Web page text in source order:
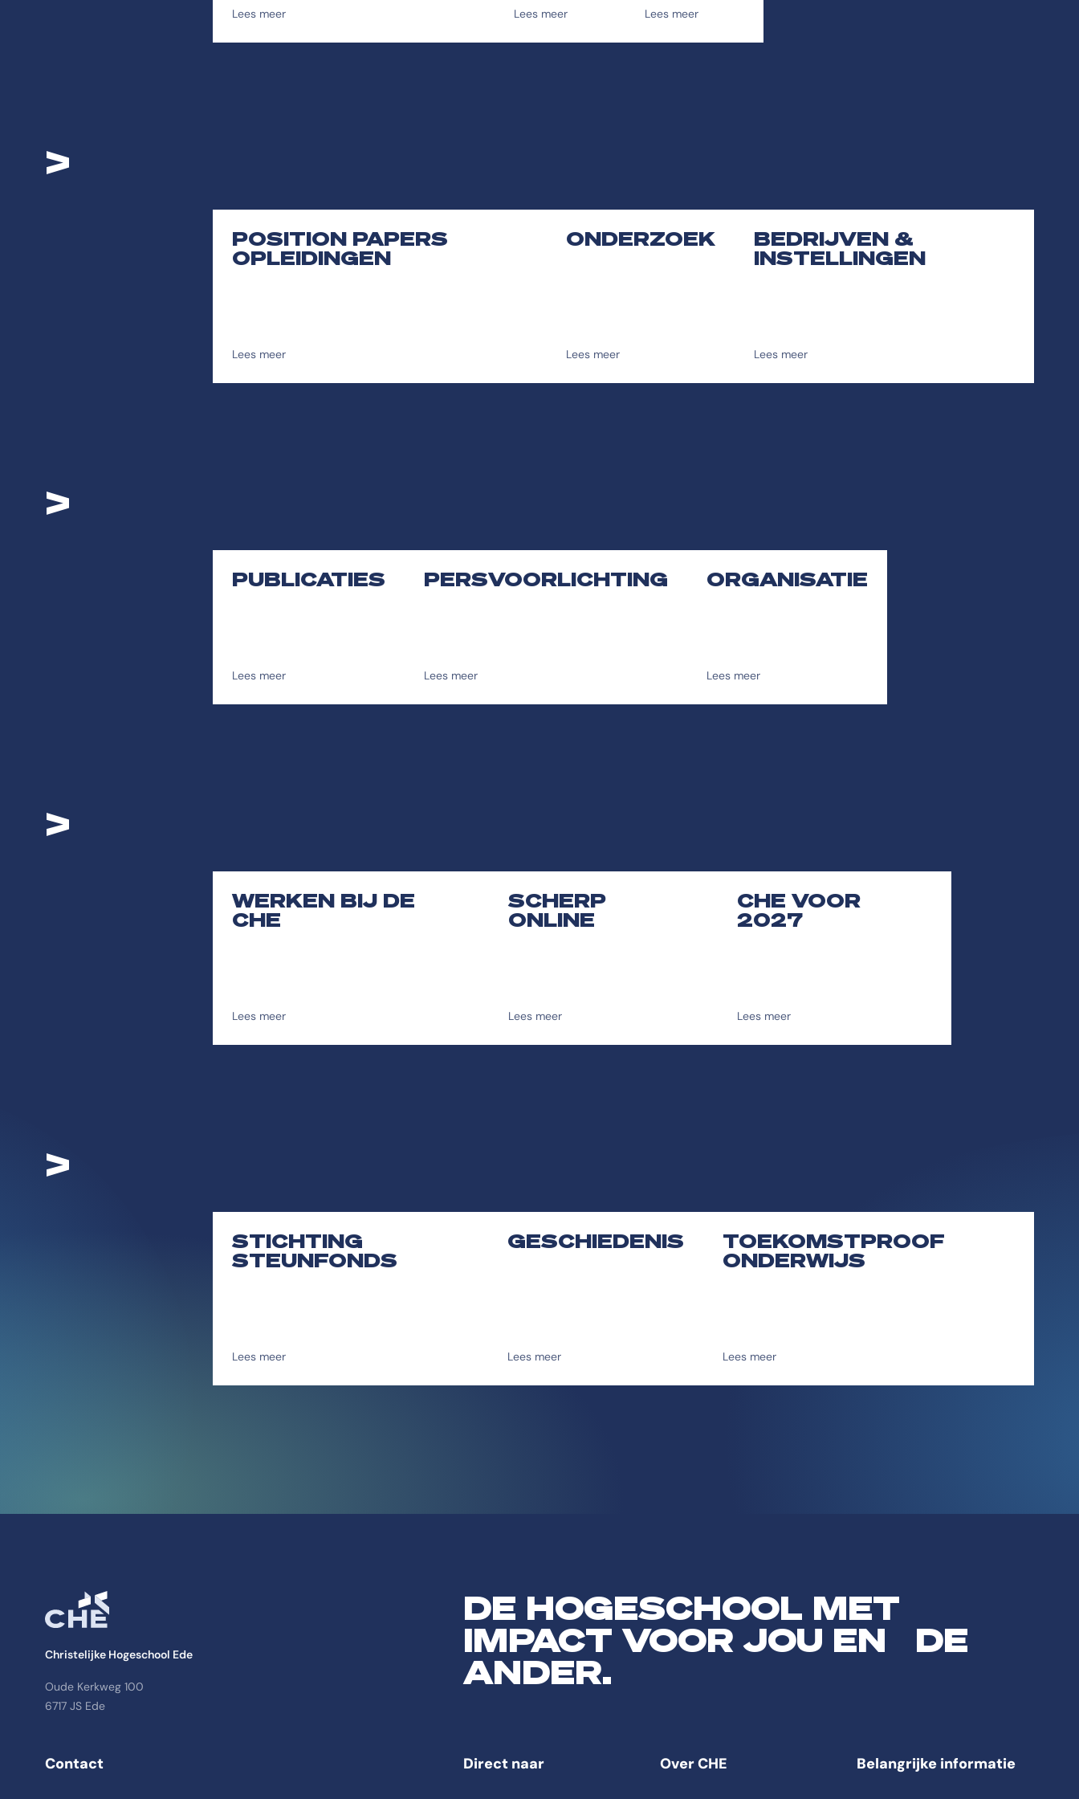
Lees meer Lees meer Lees meer
>
POSITION PAPERS
OPLEIDINGEN
Lees meer
ONDERZOEK
Lees meer
BEDRIJVEN &
INSTELLINGEN
Lees meer
>
PUBLICATIES
Lees meer
PERSVOORLICHTING
Lees meer
ORGANISATIE
Lees meer
>
WERKEN BIJ DE
CHE
Lees meer
SCHERP
ONLINE
Lees meer
CHE VOOR
2027
Lees meer
>
STICHTING
STEUNFONDS
Lees meer
GESCHIEDENIS
Lees meer
TOEKOMSTPROOF
ONDERWIJS
Lees meer
Christelijke Hogeschool Ede
Oude Kerkweg 100
6717 JS Ede
DE HOGESCHOOL MET
IMPACT VOOR JOU EN DE
ANDER.
Contact Direct naar Over CHE Belangrijke informatie